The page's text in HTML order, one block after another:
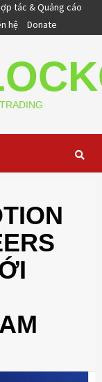
tác & Quảng cáo
hệ Donate